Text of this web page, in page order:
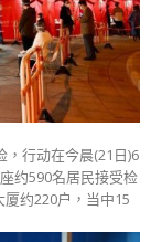
，行动在今晨(21日)6
约590名居民接受检
约220户，当中15